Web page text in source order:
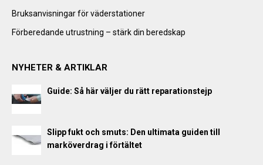
Bruksanvisningar för väderstationer
Förberedande utrustning – stärk din beredskap
NYHETER & ARTIKLAR
Guide: Så här väljer du rätt reparationstejp
Slipp fukt och smuts: Den ultimata guiden till
marköverdrag i förtältet